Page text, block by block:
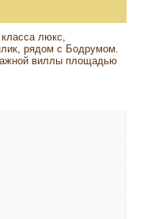
люкс,
рядом с Бодрумом.
виллы площадью